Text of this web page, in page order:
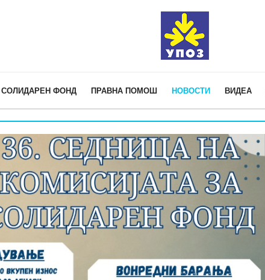
СОЛИДАРЕН ФОНД ПРАВНА ПОМОШ НОВОСТИ ВИДЕА